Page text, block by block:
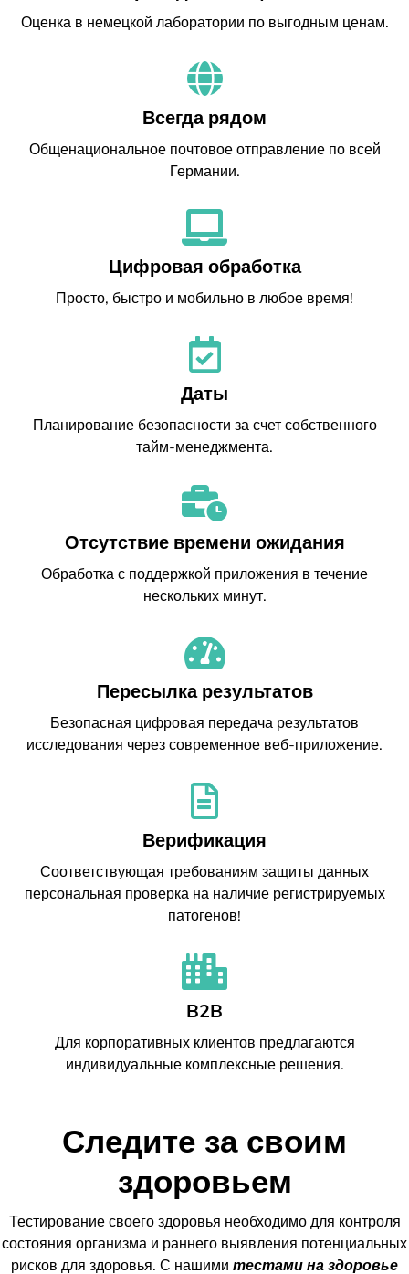
Оценка в немецкой лаборатории по выгодным ценам.
Всегда рядом
Общенациональное почтовое отправление по всей
Германии.
Цифровая обработка
Просто, быстро и мобильно в любое время!
Даты
Планирование безопасности за счет собственного
тайм-менеджмента.
Отсутствие времени ожидания
Обработка с поддержкой приложения в течение
нескольких минут.
Пересылка результатов
Безопасная цифровая передача результатов
исследования через современное веб-приложение.
Верификация
Соответствующая требованиям защиты данных
персональная проверка на наличие регистрируемых
патогенов!
B2B
Для корпоративных клиентов предлагаются
индивидуальные комплексные решения.
Следите за своим
здоровьем
Тестирование своего здоровья необходимо для контроля
состояния организма и раннего выявления потенциальных
рисков для здоровья. С нашими тестами на здоровье